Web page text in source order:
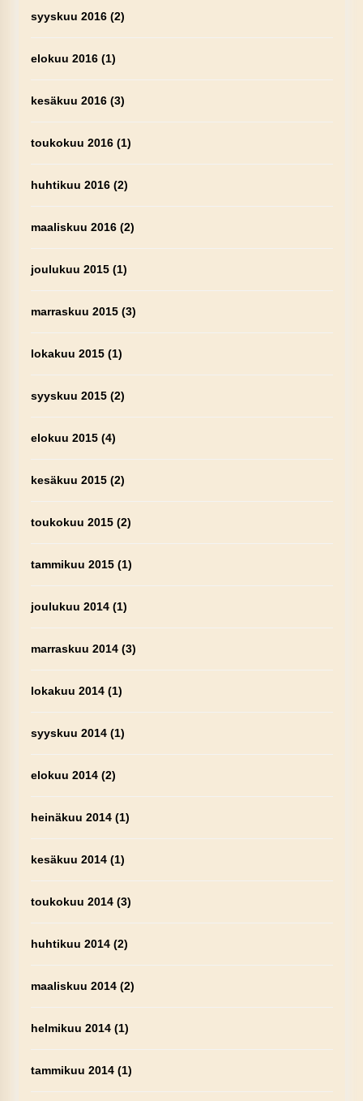
syyskuu 2016(2)
elokuu 2016(1)
kesäkuu 2016(3)
toukokuu 2016(1)
huhtikuu 2016(2)
maaliskuu 2016(2)
joulukuu 2015(1)
marraskuu 2015(3)
lokakuu 2015(1)
syyskuu 2015(2)
elokuu 2015(4)
kesäkuu 2015(2)
toukokuu 2015(2)
tammikuu 2015(1)
joulukuu 2014(1)
marraskuu 2014(3)
lokakuu 2014(1)
syyskuu 2014(1)
elokuu 2014(2)
heinäkuu 2014(1)
kesäkuu 2014(1)
toukokuu 2014(3)
huhtikuu 2014(2)
maaliskuu 2014(2)
helmikuu 2014(1)
tammikuu 2014(1)